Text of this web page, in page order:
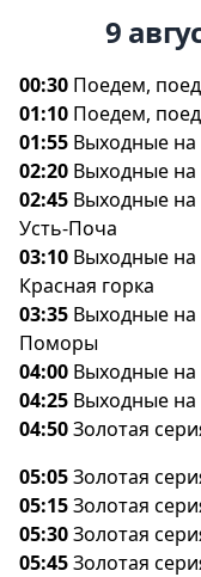
9
00:30 Поедем,
01:10 Поедем,
01:55 ыходные на
02:20 ыходные на
02:45 ыходные на
Усть-Поча
03:10 ыходные на
Красная горка
03:35 ыходные на
Поморы
04:00 ыходные на
04:25 ыходные на
04:50Золотая
05:05Золотая
05:15Золотая
05:30Золотая
05:45Золотая